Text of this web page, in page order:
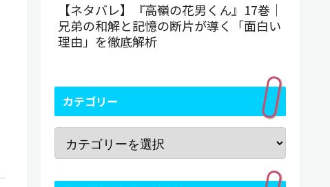
【ネタバレ】『高嶺の花男くん』17巻｜
兄弟の和解と記憶の断片が導く「面白い
理由」を徹底解析
カテゴリー